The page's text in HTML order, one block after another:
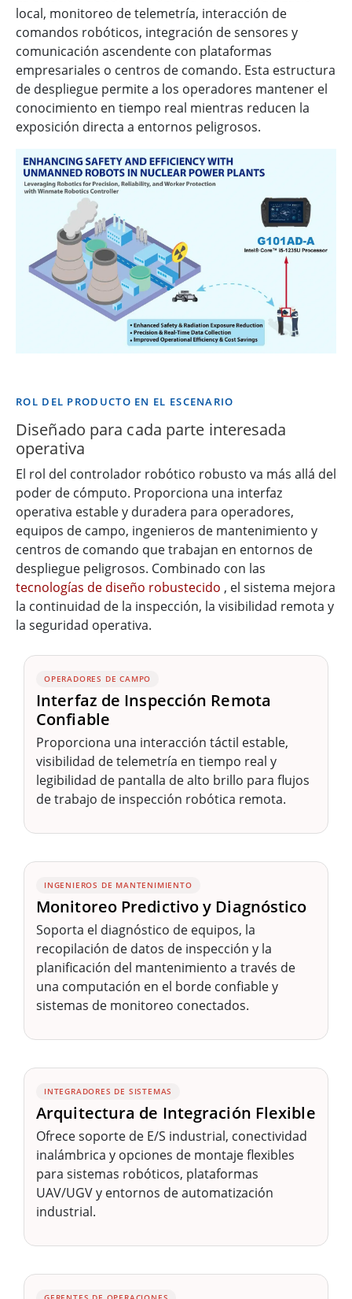
local, monitoreo de telemetría, interacción de
comandos robóticos, integración de sensores y
comunicación ascendente con plataformas
empresariales o centros de comando. Esta estructura
de despliegue permite a los operadores mantener el
conocimiento en tiempo real mientras reducen la
exposición directa a entornos peligrosos.
ROL DEL PRODUCTO EN EL ESCENARIO
Diseñado para cada parte interesada
operativa
El rol del controlador robótico robusto va más allá del
poder de cómputo. Proporciona una interfaz
operativa estable y duradera para operadores,
equipos de campo, ingenieros de mantenimiento y
centros de comando que trabajan en entornos de
despliegue peligrosos. Combinado con las
tecnologías de diseño robustecido , el sistema mejora
la continuidad de la inspección, la visibilidad remota y
la seguridad operativa.
OPERADORES DE CAMPO
Interfaz de Inspección Remota
Confiable
Proporciona una interacción táctil estable,
visibilidad de telemetría en tiempo real y
legibilidad de pantalla de alto brillo para flujos
de trabajo de inspección robótica remota.
INGENIEROS DE MANTENIMIENTO
Monitoreo Predictivo y Diagnóstico
Soporta el diagnóstico de equipos, la
recopilación de datos de inspección y la
planificación del mantenimiento a través de
una computación en el borde confiable y
sistemas de monitoreo conectados.
INTEGRADORES DE SISTEMAS
Arquitectura de Integración Flexible
Ofrece soporte de E/S industrial, conectividad
inalámbrica y opciones de montaje flexibles
para sistemas robóticos, plataformas
UAV/UGV y entornos de automatización
industrial.